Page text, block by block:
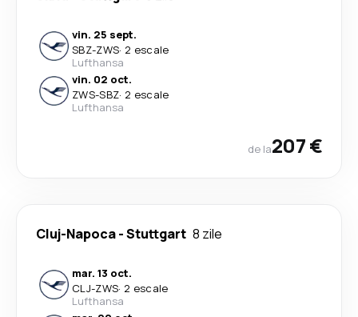
vin. 25 sept.
SBZ-ZWS· 2 escale
Lufthansa
vin. 02 oct.
ZWS-SBZ· 2 escale
Lufthansa
de la207 €
Cluj-Napoca-Stuttgart 8 zile
mar. 13 oct.
CLJ-ZWS· 2 escale
Lufthansa